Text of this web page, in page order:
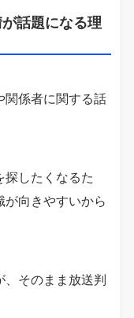
話題になる理
関係者に関する話
したくなるた
向きやすいから
、そのまま放送判